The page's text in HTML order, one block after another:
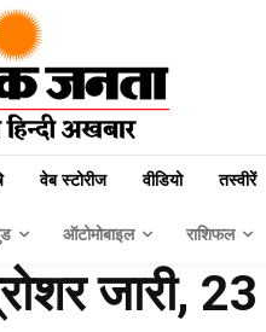
वेब स्टोरीज वीडियो तस्वीरें
ऑटोमोबाइल राशिफल
जारी, 23